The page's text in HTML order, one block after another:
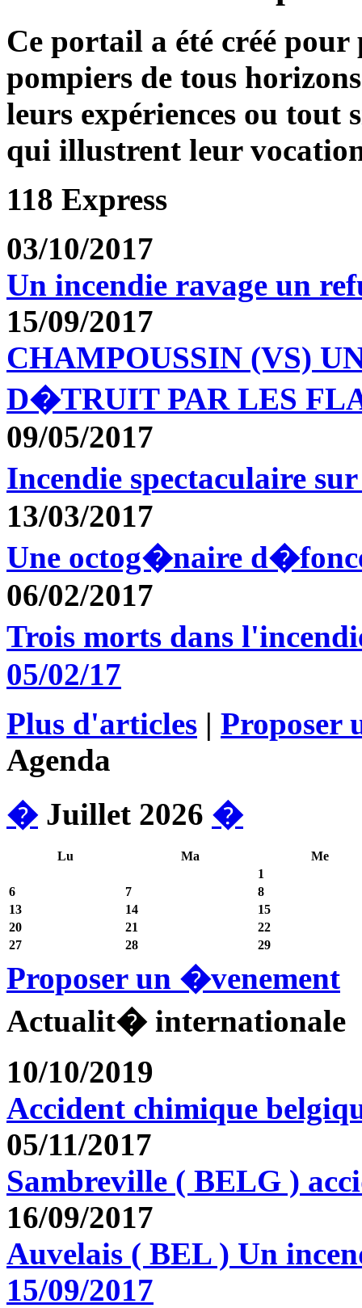
Ce portail a été créé
pompiers de tous
leurs expériences ou tout
qui illustrent leur
118 Express
03/10/2017
Un incendie ravage un
15/09/2017
CHAMPOUSSIN (VS)
D�TRUIT PAR LES
09/05/2017
Incendie spectaculaire
13/03/2017
Une octog�naire
06/02/2017
Trois morts dans
05/02/17
Plus d'articles | Proposer
Agenda
�Juillet 2026 �
Lu Ma
Me
1
6
7
8
13
14
15
20
21
22
27
28 29
Proposer un �venement
Actualit� internationale
10/10/2019
Accident chimique
05/11/2017
Sambreville ( BELG )
16/09/2017
Auvelais ( BEL ) Un
15/09/2017